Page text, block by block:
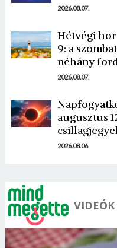
2026.08.07.
Hétvégi
9: a
néhány
2026.08.07.
augusztus
2026.08.06.
VIDEÓK